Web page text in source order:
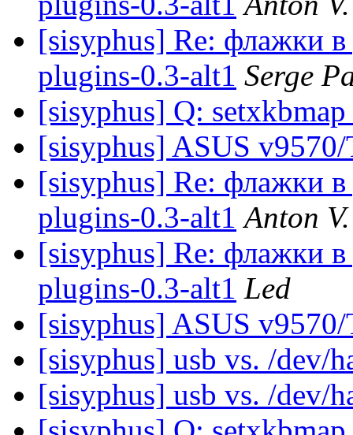
[sisyphus] Re: флажки
plugins-0.3-alt1 Serge
[sisyphus] Q:
[sisyphus] ASUS
[sisyphus] Re: флажки
plugins-0.3-alt1 Anton
[sisyphus] Re: флажки
plugins-0.3-alt1 Led
[sisyphus] ASUS
[sisyphus] usb vs. /dev/
[sisyphus] usb vs. /dev/